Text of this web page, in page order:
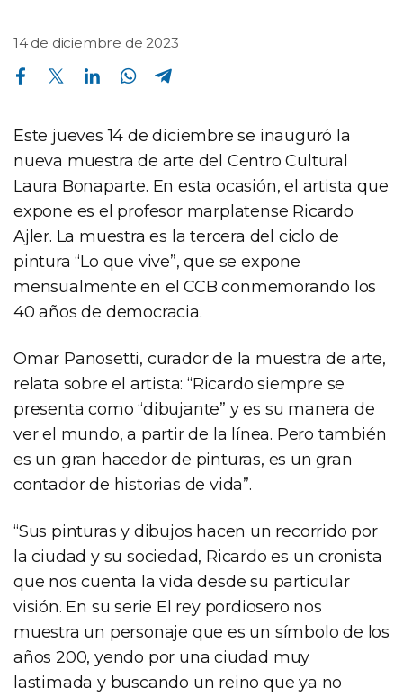
14 de diciembre de 2023
Compartir en Facebook Compartir en Twitter Compartir en Linkedin Compartir en Whatsapp
Este jueves 14 de diciembre se inauguró la
nueva muestra de arte del Centro Cultural
Laura Bonaparte. En esta ocasión, el artista que
expone es el profesor marplatense Ricardo
Ajler. La muestra es la tercera del ciclo de
pintura “Lo que vive”, que se expone
mensualmente en el CCB conmemorando los
40 años de democracia.
Omar Panosetti, curador de la muestra de arte,
relata sobre el artista: “Ricardo siempre se
presenta como “dibujante” y es su manera de
ver el mundo, a partir de la línea. Pero también
es un gran hacedor de pinturas, es un gran
contador de historias de vida”.
“Sus pinturas y dibujos hacen un recorrido por
la ciudad y su sociedad, Ricardo es un cronista
que nos cuenta la vida desde su particular
visión. En su serie El rey pordiosero nos
muestra un personaje que es un símbolo de los
años 200, yendo por una ciudad muy
lastimada y buscando un reino que ya no